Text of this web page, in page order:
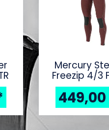
Mercury
Freezip 4/3